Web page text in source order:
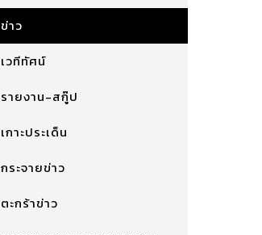
ข่าว
เวทีทัศน์
รายงาน-สกู๊ป
เกาะประเด็น
กระจายข่าว
ตะกร้าข่าว